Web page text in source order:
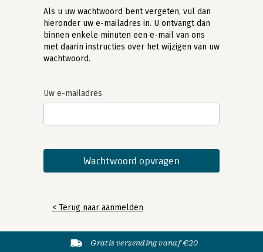
Als u uw wachtwoord bent vergeten, vul dan
hieronder uw e-mailadres in. U ontvangt dan
binnen enkele minuten een e-mail van ons
met daarin instructies over het wijzigen van uw
wachtwoord.
Uw e-mailadres
< Terug naar aanmelden
Gratis verzending vanaf €20